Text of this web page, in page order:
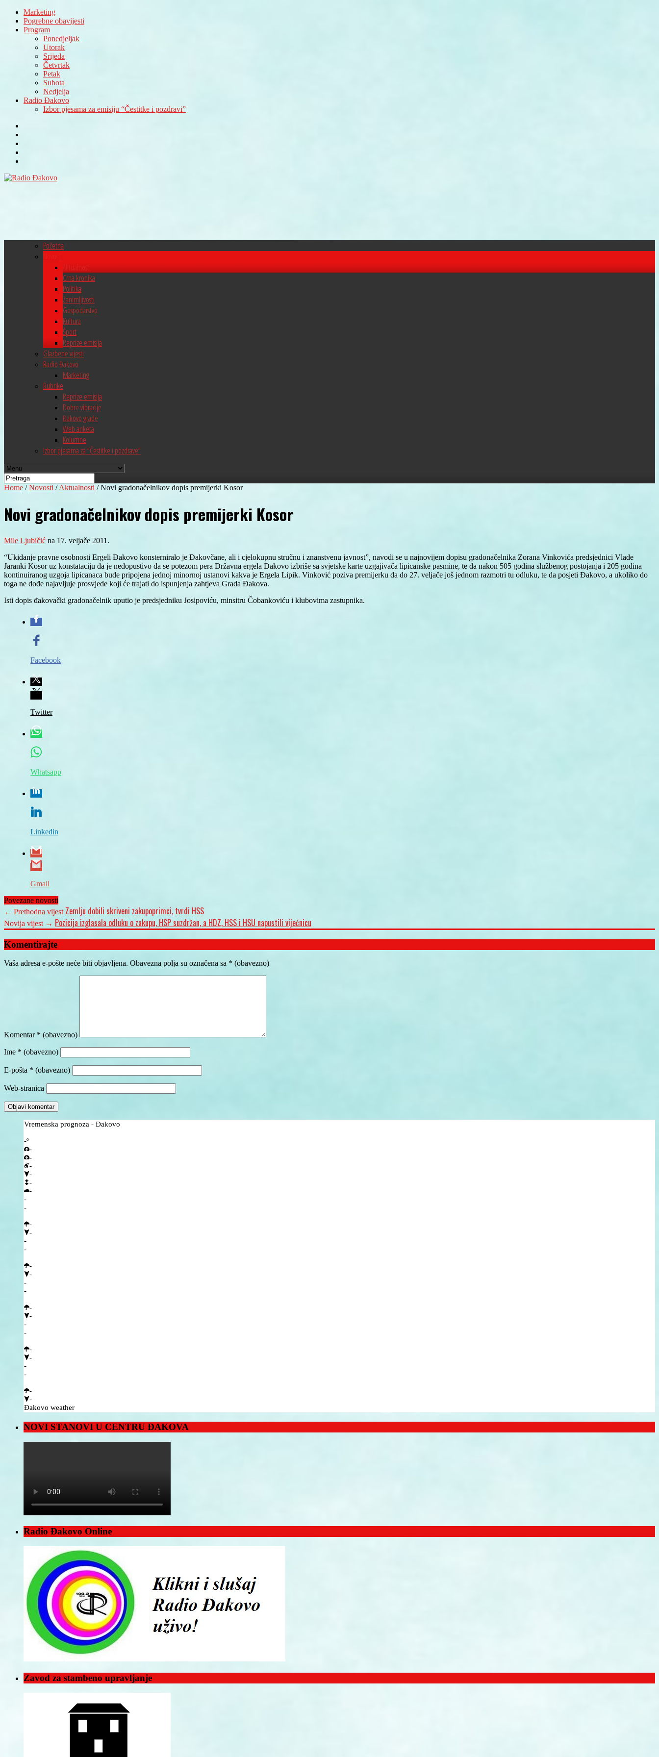
Marketing
Pogrebne obavijesti
Program
Ponedjeljak
Utorak
Srijeda
Četvrtak
Petak
Subota
Nedjelja
Radio Đakovo
Izbor pjesama za emisiju “Čestitke i pozdravi”
Početna
Aktualnosti
Crna kronika
Politika
Zanimljivosti
Gospodarstvo
Kultura
Šport
Reprize emisija
Glazbene vijesti
Radio Đakovo
Marketing
Rubrike
Reprize emisija
Dobre vibracije
Đakovo grade
Web anketa
Kolumne
Izbor pjesama za “Čestitke i pozdrave”
Home /Novosti /Aktualnosti /Novi gradonačelnikov dopis premijerki Kosor
Novi gradonačelnikov dopis premijerki Kosor
Mile Ljubičić na 17. veljače 2011.
“Ukidanje pravne osobnosti Ergeli Đakovo konsterniralo je Đakovčane, ali i cjelokupnu stručnu i znanstvenu javnost”, navodi se u najnovijem dopisu gradonačelnika Zorana Vinkovića predsjednici Vlade
Jaranki Kosor uz konstataciju da je nedopustivo da se potezom pera Državna ergela Đakovo izbriše sa svjetske karte uzgajivača lipicanske pasmine, te da nakon 505 godina službenog postojanja i 205 godina
kontinuiranog uzgoja lipicanaca bude pripojena jednoj minornoj ustanovi kakva je Ergela Lipik. Vinković poziva premijerku da do 27. veljače još jednom razmotri tu odluku, te da posjeti Đakovo, a ukoliko do
toga ne dođe najavljuje prosvjede koji će trajati do ispunjenja zahtjeva Grada Đakova.
Isti dopis đakovački gradonačelnik uputio je predsjedniku Josipoviću, minsitru Čobankoviću i klubovima zastupnika.
Facebook
Twitter
Whatsapp
Linkedin
Gmail
Povezane novosti
← Prethodna vijest Zemlju dobili skriveni zakupoprimci, tvrdi HSS
Novija vijest → Pozicija izglasala odluku o zakupu, HSP suzdržan, a HDZ, HSS i HSU napustili vijećnicu
Komentirajte
Vaša adresa e-pošte neće biti objavljena. Obavezna polja su označena sa * (obavezno)
Komentar * (obavezno)
Ime * (obavezno)
E-pošta * (obavezno)
Web-stranica
Vremenska prognoza - Đakovo
-º
-
-
-
-
-
-
-
-
-
-
-
-
-
-
-
-
-
-
-
-
-
-
-
-
-
-
Đakovo weather
NOVI STANOVI U CENTRU ĐAKOVA
Radio Đakovo Online
Zavod za stambeno upravljanje